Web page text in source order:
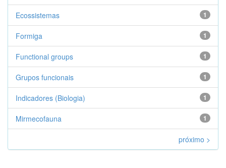
1
Ecossistemas
1
Formiga
1
Functional groups
1
Grupos funcionais
1
Indicadores (Biologia)
1
Mirmecofauna
próximo >